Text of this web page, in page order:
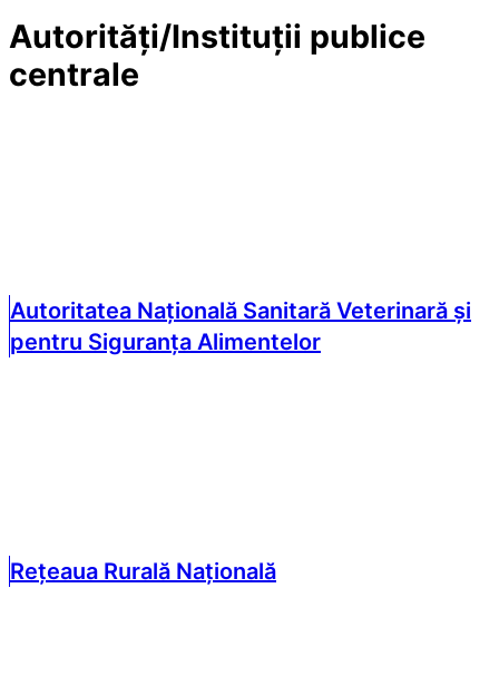
Autorități/Instituții publice
centrale
Autoritatea Națională Sanitară Veterinară și
pentru Siguranța Alimentelor
Rețeaua Rurală Națională